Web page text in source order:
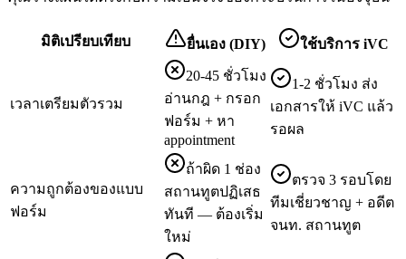
มิติเปรียบเทียบ ยื่นเอง (DIY) ใช้บริการ iVC
เวลาเตรียมตัวรวม
20-45 ชั่วโมง
อ่านกฎ + กรอก
ฟอร์ม + หา
appointment
1-2 ชั่วโมง ส่ง
เอกสารให้ iVC แล้ว
รอผล
ความถูกต้องของแบบ
ฟอร์ม
ถ้าผิด 1 ช่อง
สถานทูตปฏิเสธ
ทันที — ต้องเริ่ม
ใหม่
ตรวจ 3 รอบโดย
ทีมเชี่ยวชาญ + อดีต
จนท. สถานทูต